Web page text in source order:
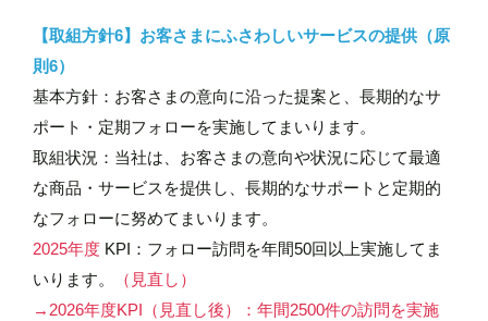
【取組方針6】お客さまにふさわしいサービスの提供（原
則6）
基本方針：お客さまの意向に沿った提案と、長期的なサ
ポート・定期フォローを実施してまいります。
取組状況：当社は、お客さまの意向や状況に応じて最適
な商品・サービスを提供し、長期的なサポートと定期的
なフォローに努めてまいります。
2025年度 KPI：フォロー訪問を年間50回以上実施してま
いります。
（見直し）
→2026年度KPI（見直し後）：年間2500件の訪問を実施